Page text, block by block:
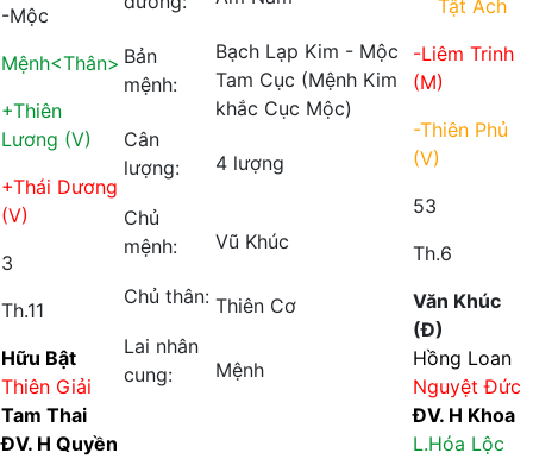
Bản
mệnh:
Bạch Lạp Kim - Mộc
Tam Cục (Mệnh Kim
khắc Cục Mộc)
Cân
lượng:
4 lượng
Chủ
mệnh:
Vũ Khúc
Chủ thân: Thiên Cơ
Lai nhân
cung:
Mệnh
-Mộc
Mệnh<Thân>
+Thiên
Lương (V)
+Thái Dương
(V)
3
Th.11
Hữu Bật
Thiên Giải
Tam Thai
ĐV. H Quyền
Tật Ách
-Liêm Trinh
(M)
-Thiên Phủ
(V)
53
Th.6
Văn Khúc
(Đ)
Hồng Loan
Nguyệt Đức
ĐV. H Khoa
L.Hóa Lộc